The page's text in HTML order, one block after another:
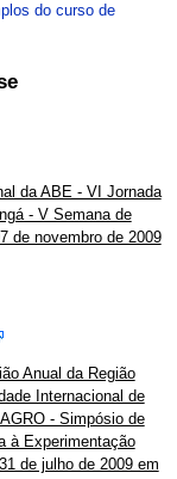
do curso de
da ABE - VI Jornada
- V Semana de
de novembro de 2009
Anual da Região
Internacional de
- Simpósio de
à Experimentação
de julho de 2009 em